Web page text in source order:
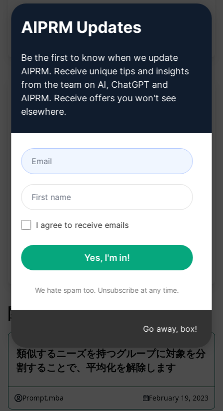
ビジネス成長促進：ターゲット市場への焦点、強
力な価値提案を通じて売上と顧客獲得を促進。
説明:
[TBD - TO BE DESCRIBED]
クロードで試す
プロンプト統計
3,677 0 2,159
注意：上記の説明は正確性を確認したものではあり
ません。 AIPRMを無料でインストールし、プロンプ
トを試してみることをお勧めします。
関連プロンプト
類似するニーズを持つグループに対象を分
割することで、平均化を解除します
Prompt.mba February 19, 2023
AIPRM Updates
Be the first to know when we update
AIPRM. Receive unique tips and insights
from the team on AI, ChatGPT and
AIPRM. Receive offers you won't see
elsewhere.
I agree to receive emails
Yes, I'm in!
We hate spam too. Unsubscribe at any time.
Go away, box!